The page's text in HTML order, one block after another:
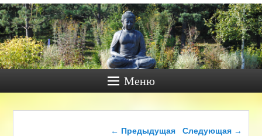
Меню
Навигация по записям
← Предыдущая Следующая →